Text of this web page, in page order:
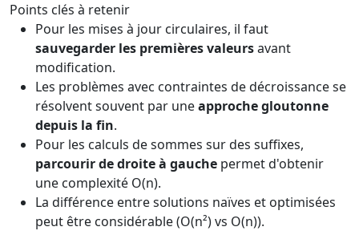
Points clés à retenir
Pour les mises à jour circulaires, il faut
sauvegarder les premières valeursavant
modification.
Les problèmes avec contraintes de décroissance se
résolvent souvent par uneapproche gloutonne
depuis la fin.
Pour les calculs de sommes sur des suffixes,
parcourir de droite à gauche permet d'obtenir
une complexité O(n).
La différence entre solutions naïves et optimisées
peut être considérable (O(n²) vs O(n)).